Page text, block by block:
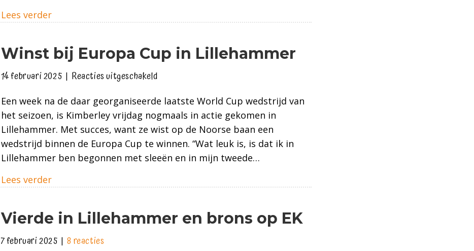
Lees verderabout Aan de leiding na eerste dag WK
Winst bij Europa Cup in Lillehammer
14 februari 2025 | Reacties uitgeschakeldvoor
bij
Europa
Cup
in
Lillehammer
Een week na de daar georganiseerde laatste World Cup wedstrijd van
het seizoen, is Kimberley vrijdag nogmaals in actie gekomen in
Lillehammer. Met succes, want ze wist op de Noorse baan een
wedstrijd binnen de Europa Cup te winnen. “Wat leuk is, is dat ik in
Lillehammer ben begonnen met sleeën en in mijn tweede…
Lees verderabout Winst bij Europa Cup in Lillehammer
Vierde in Lillehammer en brons op EK
7 februari 2025 | 8 reacties